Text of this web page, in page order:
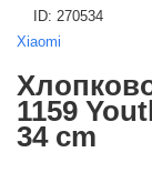
ID: 270534
Xiaomi
1159
34 cm